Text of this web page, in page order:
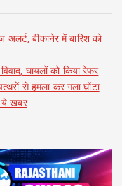
बीकानेर में बारिश को
घायलों को किया रेफर
से हमला कर गला घोंटा
ये खबर